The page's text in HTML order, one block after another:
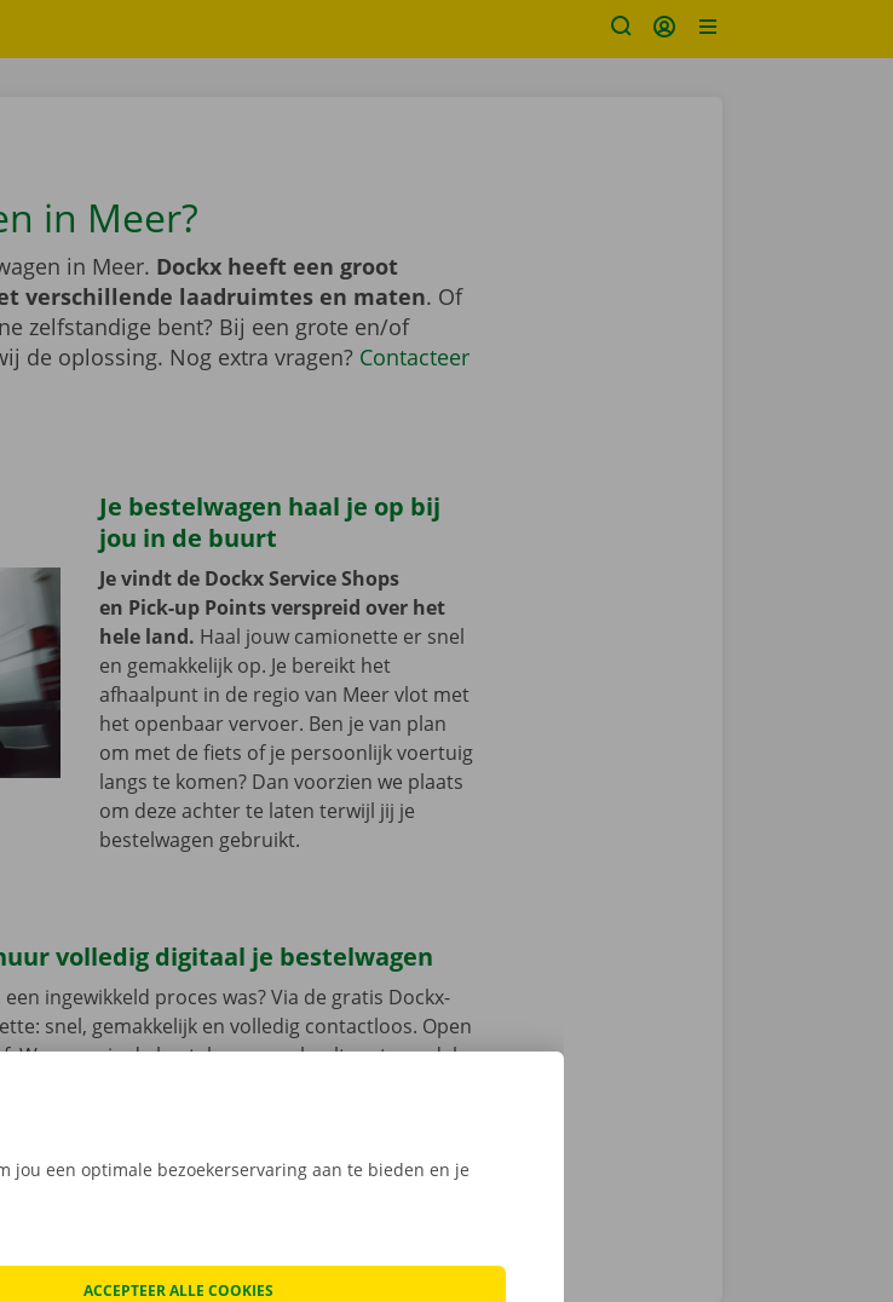
in Meer?
in Meer. Dockx heeft een groot
verschillende laadruimtes en maten. Of
zelfstandige bent? Bij een grote en/of
de oplossing. Nog extra vragen? Contacteer
Je bestelwagen haal je op bij
jou in de buurt
Je vindt de Dockx Service Shops
en Pick-up Points verspreid over het
hele land. Haal jouw camionette er snel
en gemakkelijk op. Je bereikt het
afhaalpunt in de regio van Meer vlot met
het openbaar vervoer. Ben je van plan
om met de fiets of je persoonlijk voertuig
langs te komen? Dan voorzien we plaats
om deze achter te laten terwijl jij je
bestelwagen gebruikt.
volledig digitaal je bestelwagen
ingewikkeld proces was? Via de gratis Dockx-
snel, gemakkelijk en volledig contactloos. Open
Wanneer je de bestelwagen ophaalt, ontgrendel
jou een optimale bezoekerservaring aan te bieden en je
ACCEPTEER ALLE COOKIES